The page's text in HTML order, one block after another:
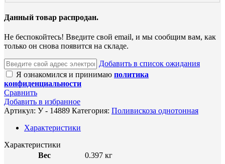
Данный товар распродан.
Не беспокойтесь! Введите свой email, и мы сообщим вам, как
только он снова появится на складе.
Добавить в список ожидания
Я ознакомился и принимаю политика
конфиденциальности
Сравнить
Добавить в избранное
Артикул: У - 14889 Категория: Поливискоза однотонная
Характеристики
Характеристики
Вес
0.397 кг